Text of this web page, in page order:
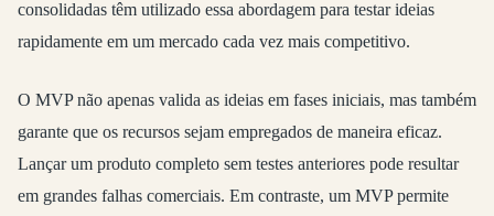
consolidadas têm utilizado essa abordagem para testar ideias
rapidamente em um mercado cada vez mais competitivo.
O MVP não apenas valida as ideias em fases iniciais, mas também
garante que os recursos sejam empregados de maneira eficaz.
Lançar um produto completo sem testes anteriores pode resultar
em grandes falhas comerciais. Em contraste, um MVP permite